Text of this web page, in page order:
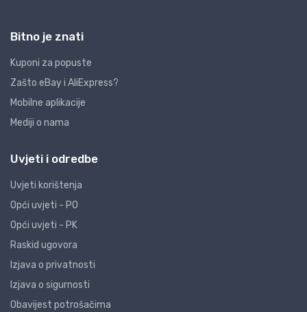
Bitno je znati
Kuponi za popuste
Zašto eBay i AliExpress?
Mobilne aplikacije
Mediji o nama
Uvjeti i odredbe
Uvjeti korištenja
Opći uvjeti - PO
Opći uvjeti - PK
Raskid ugovora
Izjava o privatnosti
Izjava o sigurnosti
Obavijest potrošačima